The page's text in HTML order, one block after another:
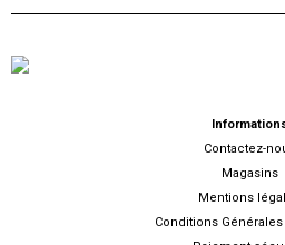
Contactez-
Magasins
Mentions
Conditions